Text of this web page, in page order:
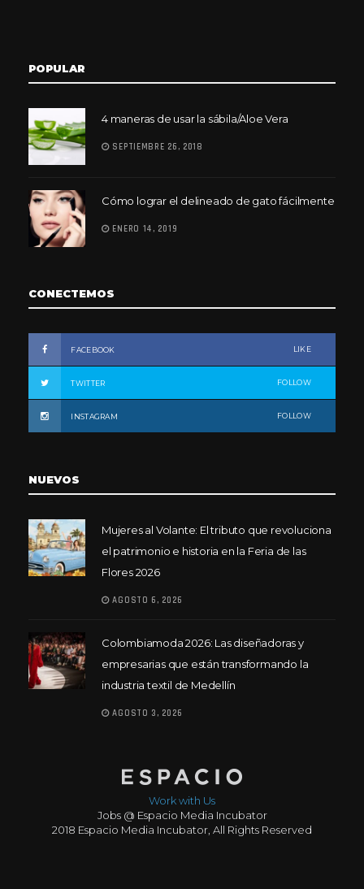
POPULAR
4 maneras de usar la sábila/Aloe Vera
SEPTIEMBRE 26, 2018
Cómo lograr el delineado de gato fácilmente
ENERO 14, 2019
CONECTEMOS
FACEBOOK LIKE
TWITTER FOLLOW
INSTAGRAM FOLLOW
NUEVOS
Mujeres al Volante: El tributo que revoluciona
el patrimonio e historia en la Feria de las
Flores 2026
AGOSTO 6, 2026
Colombiamoda 2026: Las diseñadoras y
empresarias que están transformando la
industria textil de Medellín
AGOSTO 3, 2026
Work with Us
Jobs @ Espacio Media Incubator
2018 Espacio Media Incubator, All Rights Reserved